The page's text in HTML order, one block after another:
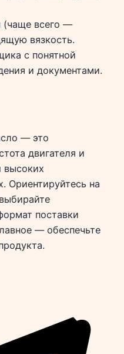
(чаще всего —
вязкость.
с понятной
и документами.
— это
двигателя и
высоких
Ориентируйтесь на
поставки
— обеспечьте